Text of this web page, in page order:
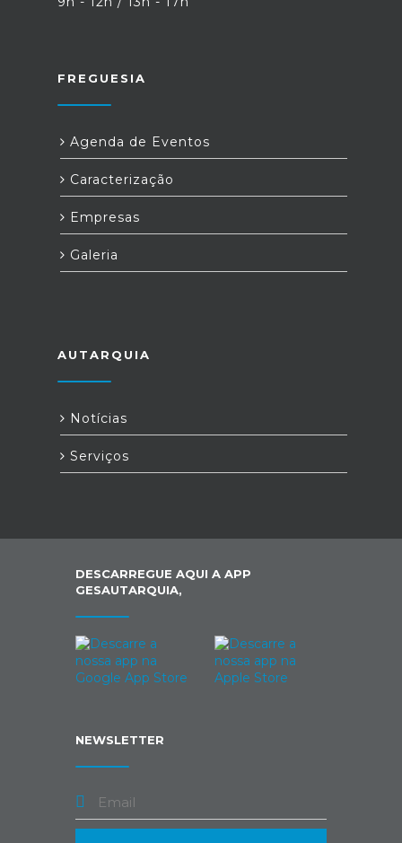
FREGUESIA
Agenda de Eventos
Caracterização
Empresas
Galeria
AUTARQUIA
Notícias
Serviços
DESCARREGUE AQUI A APP
GESAUTARQUIA,
NEWSLETTER